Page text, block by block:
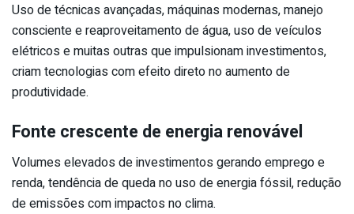
Uso de técnicas avançadas, máquinas modernas, manejo
consciente e reaproveitamento de água, uso de veículos
elétricos e muitas outras que impulsionam investimentos,
criam tecnologias com efeito direto no aumento de
produtividade.
Fonte crescente de energia renovável
Volumes elevados de investimentos gerando emprego e
renda, tendência de queda no uso de energia fóssil, redução
de emissões com impactos no clima.